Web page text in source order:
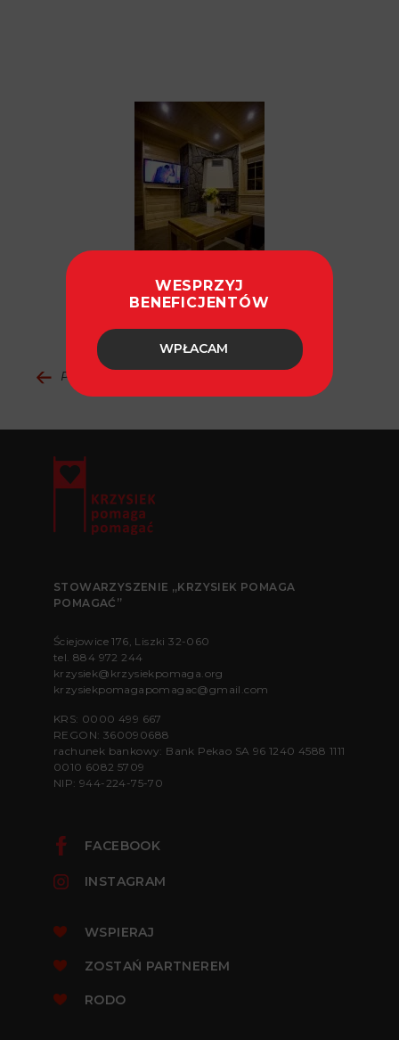
Powrót do aktualności
WESPRZYJ
BENEFICJENTÓW
WPŁACAM
STOWARZYSZENIE „KRZYSIEK POMAGA
POMAGAĆ”
Ściejowice 176, Liszki 32-060
tel. 884 972 244
krzysiek@krzysiekpomaga.org
krzysiekpomagapomagac@gmail.com
KRS: 0000 499 667
REGON: 360090688
rachunek bankowy: Bank Pekao SA 96 1240 4588 1111
0010 6082 5709
NIP: 944-224-75-70
FACEBOOK
INSTAGRAM
WSPIERAJ
ZOSTAŃ PARTNEREM
RODO